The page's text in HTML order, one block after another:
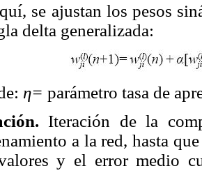
se ajustan los pesos
delta generalizada:
η= parámetro tasa de
Iteración de la
a la red, hasta
y el error medio